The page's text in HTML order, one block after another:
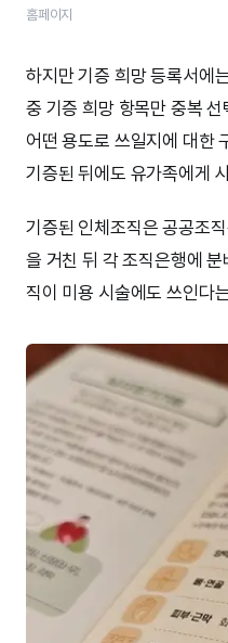
홈페이지
하지만 기증 희망 등록서에는
중 기증 희망 항목만 중복
어떤 용도로 쓰일지에 대한
기증된 뒤에도 유가족에게
기증된 인체조직은 공공조
을 거친 뒤 각 조직은행에
직이 미용 시술에도 쓰인다